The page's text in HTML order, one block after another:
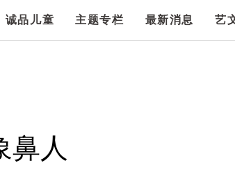
诚品儿童 主题专栏 最新消息 艺
鼻人